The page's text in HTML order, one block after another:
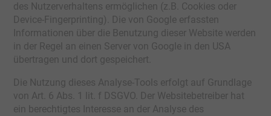
des Nutzerverhaltens ermöglichen (z.B. Cookies oder
Device-Fingerprinting). Die von Google erfassten
Informationen über die Benutzung dieser Website werden
in der Regel an einen Server von Google in den USA
übertragen und dort gespeichert.
Die Nutzung dieses Analyse-Tools erfolgt auf Grundlage
von Art. 6 Abs. 1 lit. f DSGVO. Der Websitebetreiber hat
ein berechtigtes Interesse an der Analyse des